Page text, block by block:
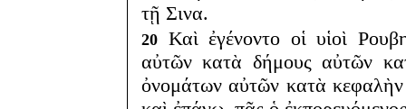
τῇ Σινα.
20 Καὶ ἐγένοντο οἱ υἱοὶ
αὐτῶν κατὰ δήμους αὐτῶν
ὀνομάτων αὐτῶν κατὰ